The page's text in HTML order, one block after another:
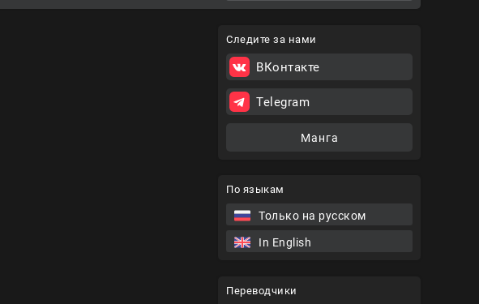
По языкам
Только на русском
In English
Переводчики
Следите за нами
ВКонтакте
Telegram
Манга